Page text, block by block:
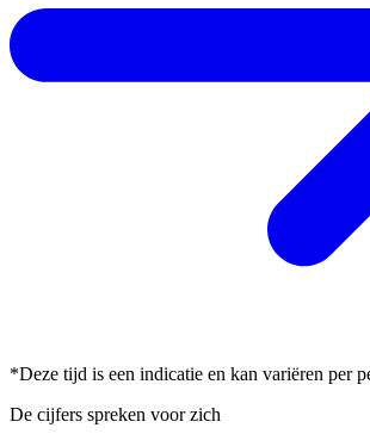
*Deze tijd is een indicatie en kan variëren per
De cijfers spreken voor zich